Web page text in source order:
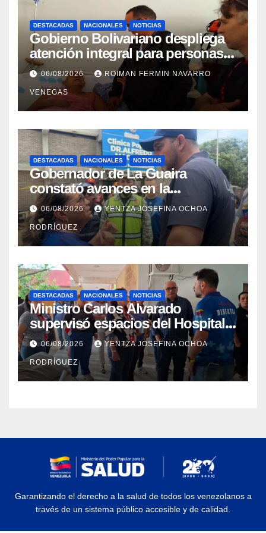
DESTACADAS NACIONALES NOTICIAS
Gobierno Bolivariano despliega
atención integral para personas
con discapacidad en
campamentos de La Guaira
06/08/2026 ROIMAN FERMIN NAVARRO
VENEGAS
DESTACADAS NACIONALES NOTICIAS
Gobernador de La Guaira
constató avances en la
rehabilitación del Hospitalito de
Catia la Mar
06/08/2026 YENTZA JOSEFINA OCHOA
RODRÍGUEZ
DESTACADAS NACIONALES NOTICIAS
Ministro Carlos Alvarado
supervisó espacios del Hospital
Dermatológico Dr. Martín Vegas
en La Guaira
06/08/2026 YENTZA JOSEFINA OCHOA
RODRÍGUEZ
Garantizando el derecho a la salud de todos los venezolanos a
través de un sistema público accesible y de calidad.